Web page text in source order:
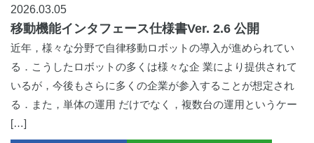
2026.03.05
移動機能インタフェース仕様書Ver. 2.6 公開
近年，様々な分野で自律移動ロボットの導入が進められてい
る．こうしたロボットの多くは様々な企 業により提供されて
いるが，今後もさらに多くの企業が参入することが想定され
る．また，単体の運用 だけでなく，複数台の運用というケー
[…]